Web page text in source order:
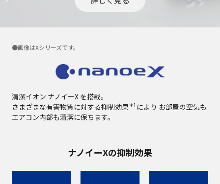
●画像はXシリーズです。
清潔イオン ナノイーX を搭載。
さまざまな有害物質に対する抑制効果 ＊1 により お部屋の空気も
エアコン内部も清潔に保ちます。
ナノイーXの抑制効果